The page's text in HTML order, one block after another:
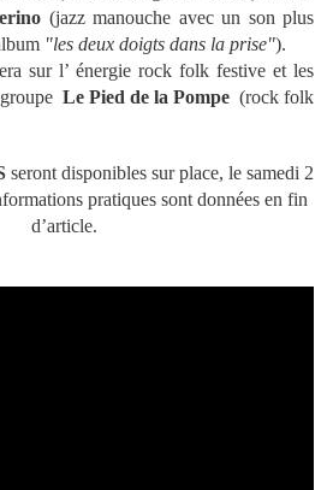
(jazz manouche avec un son plus
"les deux doigts dans la prise").
sur l’ énergie rock folk festive et les
Le Pied de la Pompe (rock folk
seront disponibles sur place, le samedi 2
pratiques sont données en fin
d’article.